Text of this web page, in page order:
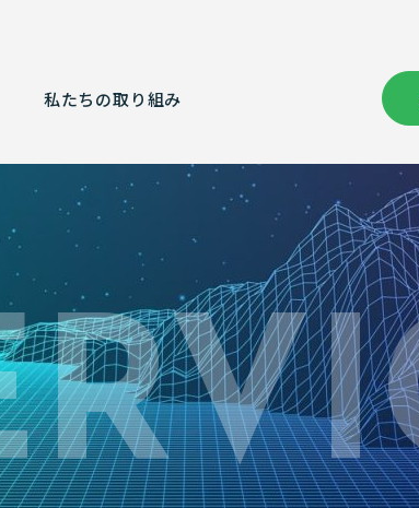
認証情報
補償コンサルタント部門
3次元計測
私たちの取り組み
組み 健康経営の取り組み